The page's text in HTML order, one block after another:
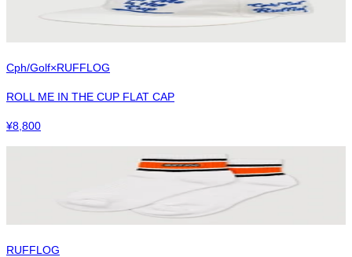
Cph/Golf×RUFFLOG
ROLL ME IN THE CUP FLAT CAP
¥8,800
RUFFLOG